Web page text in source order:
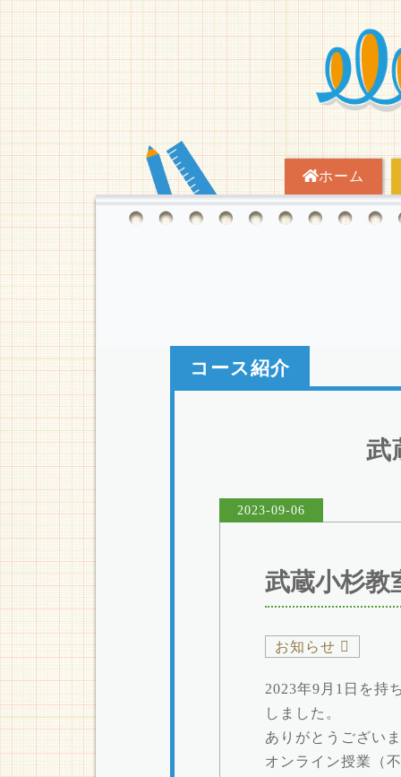
ホーム
コース紹介
武
2023-09-06
武蔵小杉教
お知らせ
2023年9月1日を持
しました。
ありがとうござい
オンライン授業（